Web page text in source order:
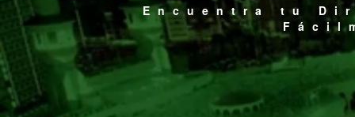
Encuentra tu